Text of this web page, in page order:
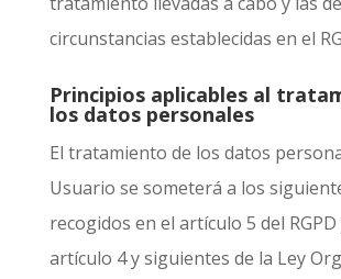
circunstancias establecidas en el
Principios aplicables al
los datos personales
El tratamiento de los datos
Usuario se someterá a los
recogidos en el artículo 5 del RGPD
artículo 4 y siguientes de la Ley